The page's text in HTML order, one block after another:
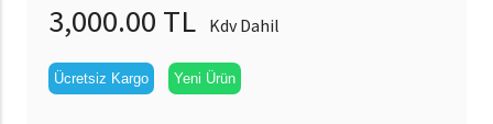
3,000.00 TL Kdv Dahil
Ücretsiz Kargo Yeni Ürün